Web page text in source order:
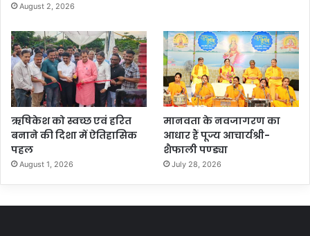
August 2, 2026
ऋषिकेश को स्वच्छ एवं हरित
बनाने की दिशा में ऐतिहासिक
पहल
August 1, 2026
मानवता के नवजागरण का
आधार हैं पूज्य आचार्यश्री-
शैफाली पण्ड्या
July 28, 2026